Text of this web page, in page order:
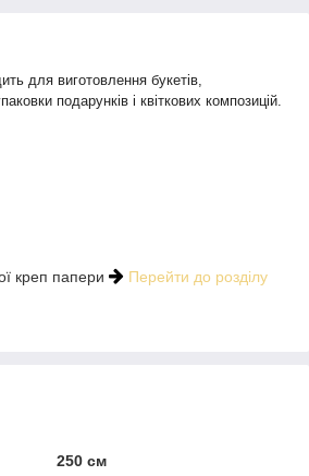
для виготовлення букетів,
подарунків і квіткових композицій.
креп папери
Перейти до розділу
250 см